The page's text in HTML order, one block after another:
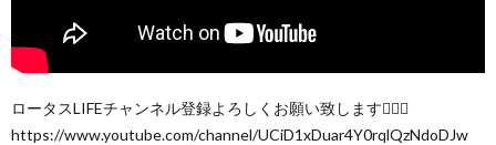
ロータスLIFEチャンネル登録よろしくお願い致します🙇🏻‍♂️
https://www.youtube.com/channel/UCiD1xDuar4Y0rqlQzNdoDJw